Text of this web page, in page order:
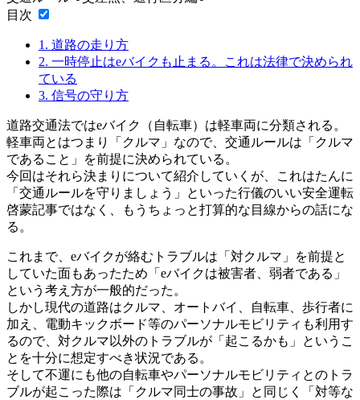
目次
1. 道路の走り方
2. 一時停止はeバイクも止まる。これは法律で決められ
ている
3. 信号の守り方
道路交通法ではeバイク（自転車）は軽車両に分類される。
軽車両とはつまり「クルマ」なので、交通ルールは「クルマ
であること」を前提に決められている。
今回はそれら決まりについて紹介していくが、これはたんに
「交通ルールを守りましょう」といった行儀のいい安全運転
啓蒙記事ではなく、もうちょっと打算的な目線からの話にな
る。
これまで、eバイクが絡むトラブルは「対クルマ」を前提と
していた面もあったため「eバイクは被害者、弱者である」
という考え方が一般的だった。
しかし現代の道路はクルマ、オートバイ、自転車、歩行者に
加え、電動キックボード等のパーソナルモビリティも利用す
るので、対クルマ以外のトラブルが「起こるかも」というこ
とを十分に想定すべき状況である。
そして不運にも他の自転車やパーソナルモビリティとのトラ
ブルが起こった際は「クルマ同士の事故」と同じく「対等な